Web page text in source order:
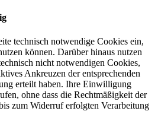
technisch notwendige Cookies ein,
können. Darüber hinaus nutzen
nicht notwendigen Cookies,
Ankreuzen der entsprechenden
erteilt haben. Ihre Einwilligung
ohne dass die Rechtmäßigkeit der
zum Widerruf erfolgten Verarbeitung